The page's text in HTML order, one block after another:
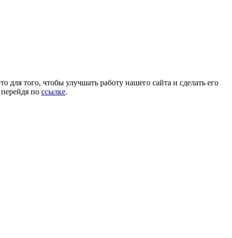
того, чтобы улучшать работу нашего сайта и сделать его
по ссылке.